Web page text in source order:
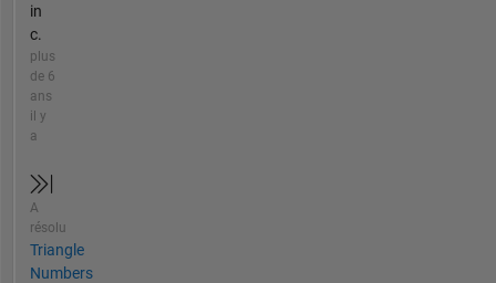
in
c.
plus
de 6
ans
il y
a
A
résolu
Triangle
Numbers